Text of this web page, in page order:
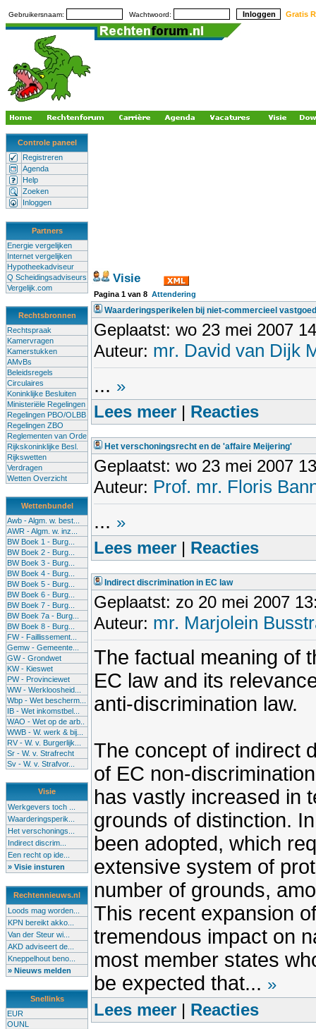
Gebruikersnaam: Wachtwoord: Gratis
Controle paneel
Registreren
Agenda
Help
Zoeken
Inloggen
Partners
Energie vergelijken
Internet vergelijken
Hypotheekadviseur
Q Scheidingsadviseurs
Vergelijk.com
Rechtsbronnen
Rechtspraak
Kamervragen
Kamerstukken
AMvBs
Beleidsregels
Circulaires
Koninklijke Besluiten
Ministeriële Regelingen
Regelingen PBO/OLBB
Regelingen ZBO
Reglementen van Orde
Rijkskoninklijke Besl.
Rijkswetten
Verdragen
Wetten Overzicht
Wettenbundel
Awb - Algm. w. best...
AWR - Algm. w. inz...
BW Boek 1 - Burg...
BW Boek 2 - Burg...
BW Boek 3 - Burg...
BW Boek 4 - Burg...
BW Boek 5 - Burg...
BW Boek 6 - Burg...
BW Boek 7 - Burg...
BW Boek 7a - Burg...
BW Boek 8 - Burg...
FW - Faillissement...
Gemw - Gemeente...
GW - Grondwet
KW - Kieswet
PW - Provinciewet
WW - Werkloosheid...
Wbp - Wet bescherm...
IB - Wet inkomstbel...
WAO - Wet op de arb..
WWB - W. werk & bij...
RV - W. v. Burgerlijk...
Sr - W. v. Strafrecht
Sv - W. v. Strafvor...
Visie
Werkgevers toch ...
Waarderingsperik...
Het verschonings...
Indirect discrim...
Een recht op ide...
» Visie insturen
Rechtennieuws.nl
Loods mag worden...
KPN bereikt akko...
Van der Steur wi...
AKD adviseert de...
Kneppelhout beno...
» Nieuws melden
Snellinks
EUR
OUNL
Visie
Pagina 1 van 8 Attendering
Waarderingsperikelen bij niet-commercieel vastgoed
Geplaatst: wo 23 mei 2007
Auteur: mr. David van Dijk
... »
Lees meer | Reacties
Het verschoningsrecht en de 'affaire Meijering'
Geplaatst: wo 23 mei 2007
Auteur: Prof. mr. Floris
... »
Lees meer | Reacties
Indirect discrimination in EC law
Geplaatst: zo 20 mei 2007
Auteur: mr. Marjolein
The factual meaning of
EC law and its
anti-discrimination law.
The concept of indirect
of EC non-
has vastly increased in
grounds of distinction.
been adopted, which
extensive system of
number of grounds,
This recent expansion
tremendous impact on
most member states
be expected that... »
Lees meer | Reacties